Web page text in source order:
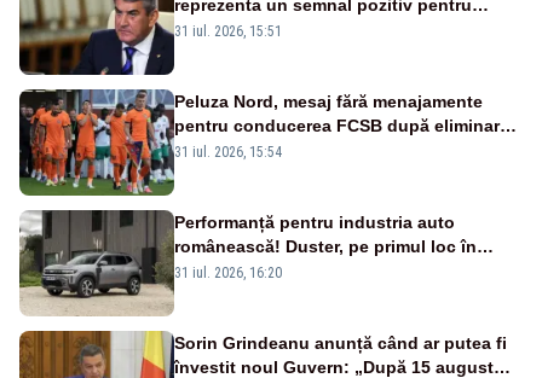
reprezenta un semnal pozitiv pentru
România. Autoritățile trebuie să continue
31 iul. 2026, 15:51
Peluza Nord, mesaj fără menajamente
pentru conducerea FCSB după eliminarea
rușinoasă din Conference League
31 iul. 2026, 15:54
Performanță pentru industria auto
românească! Duster, pe primul loc în
topul vânzărilor din Ucraina
31 iul. 2026, 16:20
Sorin Grindeanu anunță când ar putea fi
învestit noul Guvern: „După 15 august